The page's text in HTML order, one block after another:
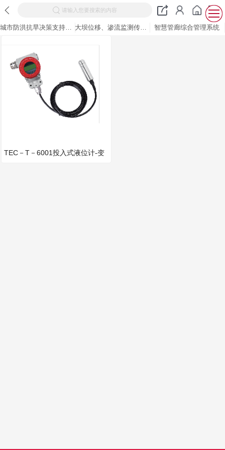
请输入您要搜索的内容
城市防洪抗旱决策支持系统 大坝位移、渗流监测传感器 智慧管廊综合管理系统
TEC－T－6001投入式液位计-变